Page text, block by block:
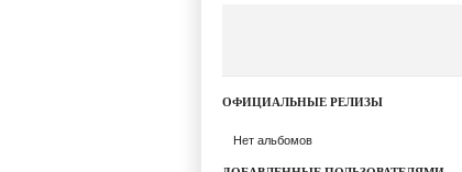
ОФИЦИАЛЬНЫЕ РЕЛИЗЫ
Нет альбомов